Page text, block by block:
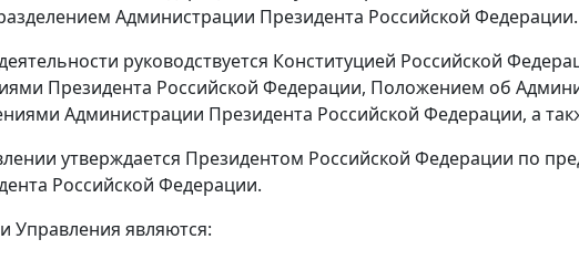
Администрации Президента Российской Федерации.
руководствуется Конституцией Российской
Президента Российской Федерации, Положением об
Администрации Президента Российской Федерации, а
утверждается Президентом Российской Федерации по
Российской Федерации.
Управления являются: